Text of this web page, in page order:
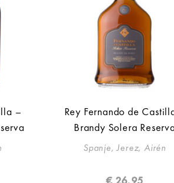
–
Rey Fernando de
Brandy Solera
Spanje, Jerez, Airén